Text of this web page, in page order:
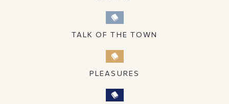
TALK OF THE TOWN
PLEASURES